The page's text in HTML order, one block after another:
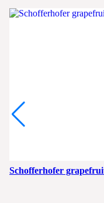
Schofferhofer